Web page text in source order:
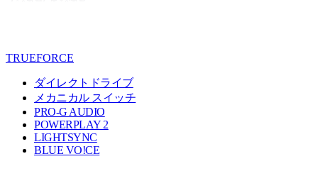
TRUEFORCE
ダイレクトドライブ
メカニカル スイッチ
PRO-G AUDIO
POWERPLAY 2
LIGHTSYNC
BLUE VO!CE